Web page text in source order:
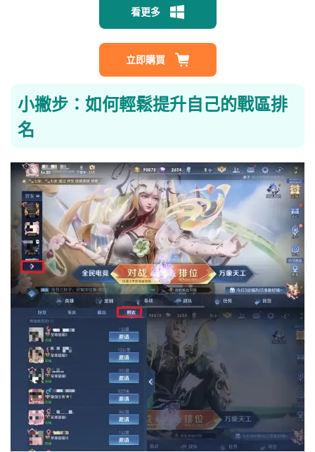
看更多
立即購買
小撇步：如何輕鬆提升自己的戰區排
名